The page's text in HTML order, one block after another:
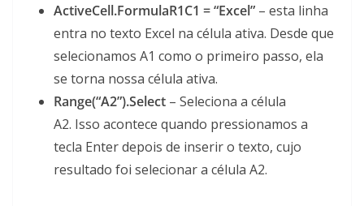
ActiveCell.FormulaR1C1 = “Excel” – esta linha
entra no texto Excel na célula ativa. Desde que
selecionamos A1 como o primeiro passo, ela
se torna nossa célula ativa.
Range(“A2”).Select – Seleciona a célula
A2. Isso acontece quando pressionamos a
tecla Enter depois de inserir o texto, cujo
resultado foi selecionar a célula A2.